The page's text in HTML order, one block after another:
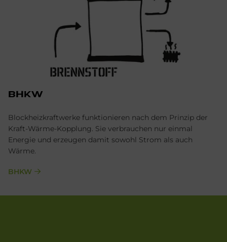
BHKW
Blockheizkraftwerke funktionieren nach dem Prinzip der
Kraft-Wärme-Kopplung. Sie verbrauchen nur einmal
Energie und erzeugen damit sowohl Strom als auch
Wärme.
BHKW